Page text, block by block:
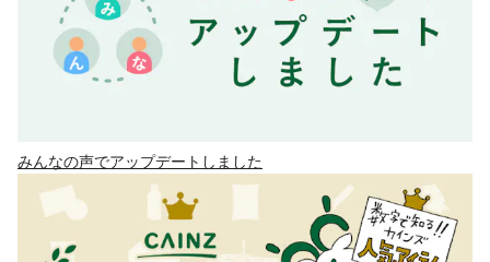
みんなの声でアップデートしました